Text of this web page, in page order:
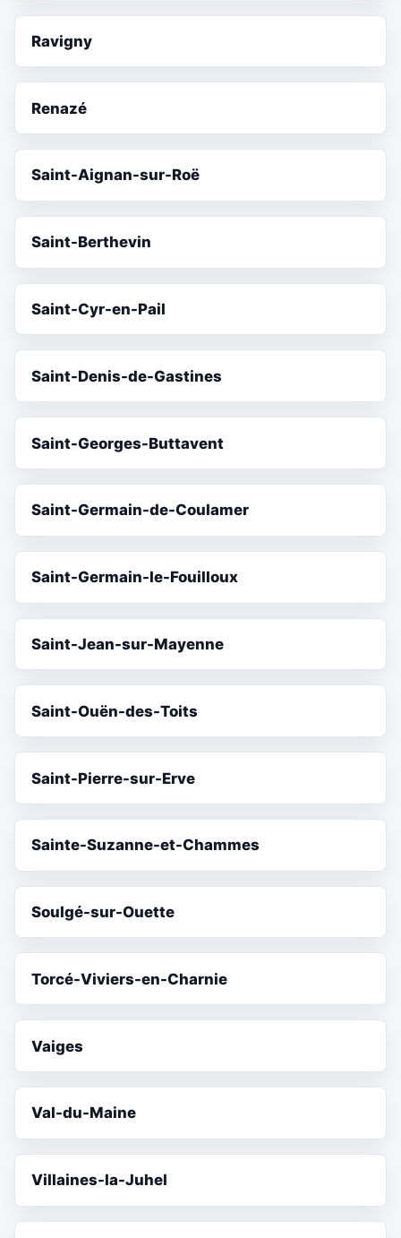
Ravigny
Renazé
Saint-Aignan-sur-Roë
Saint-Berthevin
Saint-Cyr-en-Pail
Saint-Denis-de-Gastines
Saint-Georges-Buttavent
Saint-Germain-de-Coulamer
Saint-Germain-le-Fouilloux
Saint-Jean-sur-Mayenne
Saint-Ouën-des-Toits
Saint-Pierre-sur-Erve
Sainte-Suzanne-et-Chammes
Soulgé-sur-Ouette
Torcé-Viviers-en-Charnie
Vaiges
Val-du-Maine
Villaines-la-Juhel